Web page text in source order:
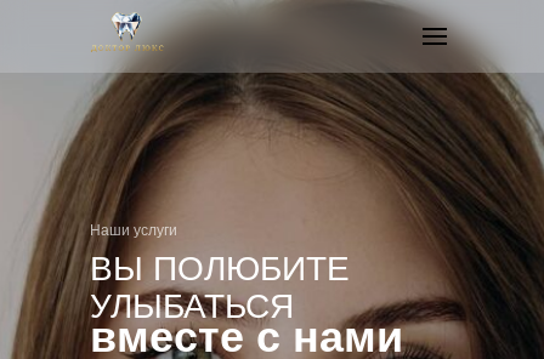
ВЫ ПОЛЮБИТЕ
вместе с нами
УЛЫБАТЬСЯ
Наши услуги